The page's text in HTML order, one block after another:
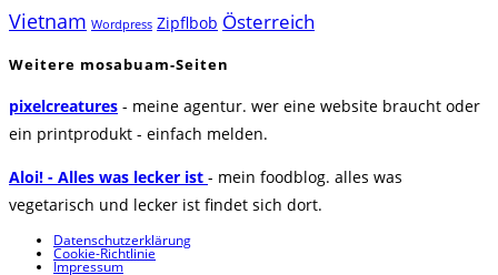
Vietnam Wordpress Zipflbob Österreich
Weitere mosabuam-Seiten
pixelcreatures - meine agentur. wer eine website braucht oder
ein printprodukt - einfach melden.
Aloi! - Alles was lecker ist - mein foodblog. alles was
vegetarisch und lecker ist findet sich dort.
Datenschutzerklärung
Cookie-Richtlinie
Impressum